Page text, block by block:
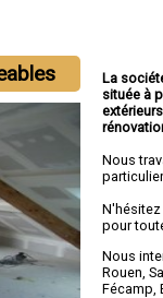
La
située à
extérieurs
Nous
pour
Nous
Rouen ,
Fécamp ,